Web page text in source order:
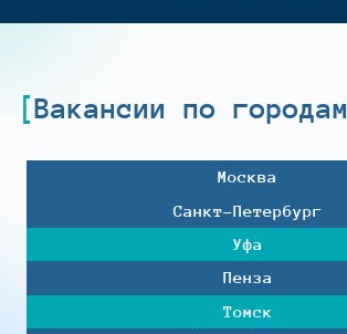
Вакансии по городам
Москва
Санкт-Петербург
Уфа
Пенза
Томск